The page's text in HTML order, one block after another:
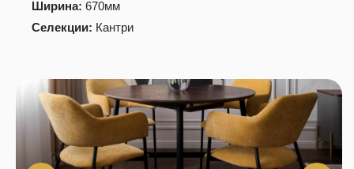
Ширина: 670мм
Селекции: Кантри